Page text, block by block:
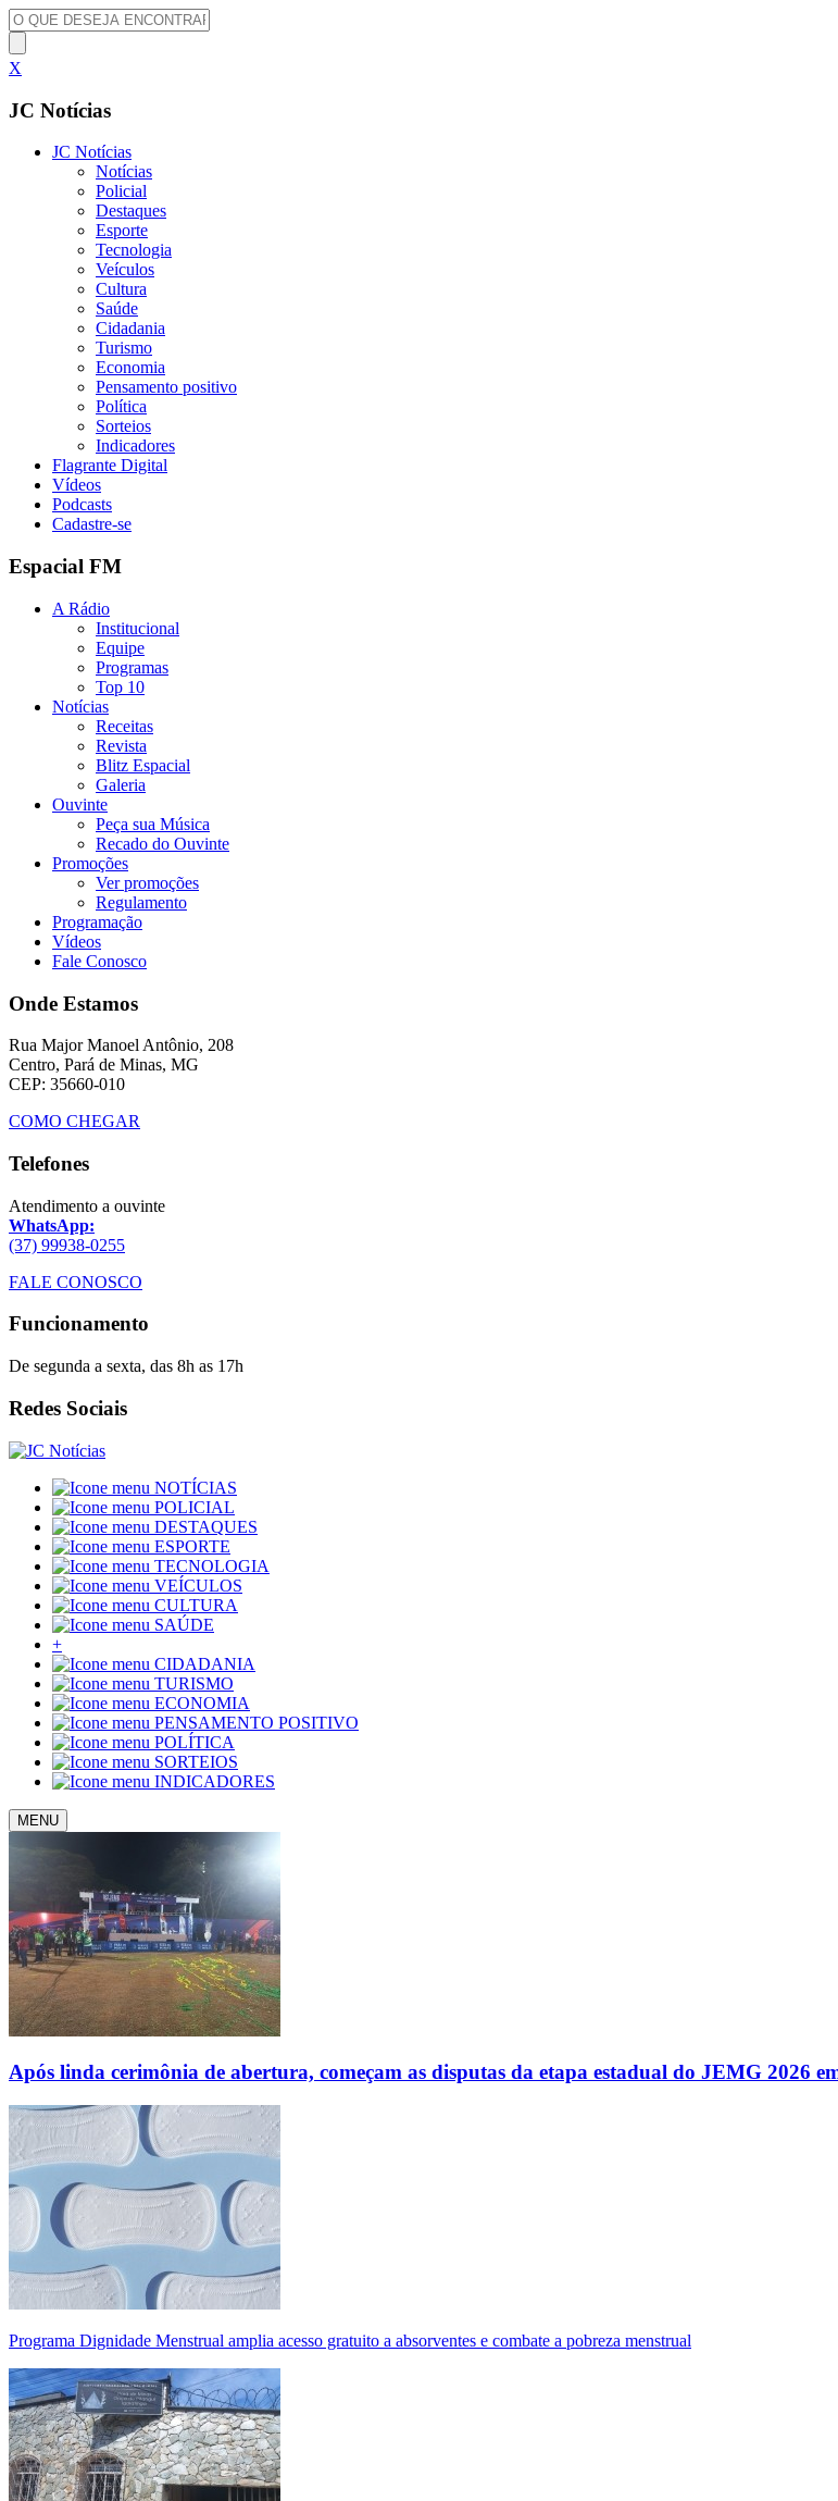
X
JC Notícias
JC Notícias
Notícias
Policial
Destaques
Esporte
Tecnologia
Veículos
Cultura
Saúde
Cidadania
Turismo
Economia
Pensamento positivo
Política
Sorteios
Indicadores
Flagrante Digital
Vídeos
Podcasts
Cadastre-se
Espacial FM
A Rádio
Institucional
Equipe
Programas
Top 10
Notícias
Receitas
Revista
Blitz Espacial
Galeria
Ouvinte
Peça sua Música
Recado do Ouvinte
Promoções
Ver promoções
Regulamento
Programação
Vídeos
Fale Conosco
Onde Estamos
Rua Major Manoel Antônio, 208
Centro, Pará de Minas, MG
CEP: 35660-010
COMO CHEGAR
Telefones
Atendimento a ouvinte
WhatsApp:
(37) 99938-0255
FALE CONOSCO
Funcionamento
De segunda a sexta, das 8h as 17h
Redes Sociais
NOTÍCIAS
POLICIAL
DESTAQUES
ESPORTE
TECNOLOGIA
VEÍCULOS
CULTURA
SAÚDE
+
CIDADANIA
TURISMO
ECONOMIA
PENSAMENTO POSITIVO
POLÍTICA
SORTEIOS
INDICADORES
MENU
Após linda cerimônia de abertura, começam as disputas da etapa estadual do JEMG 2026
Programa Dignidade Menstrual amplia acesso gratuito a absorventes e combate a pobreza menstrual